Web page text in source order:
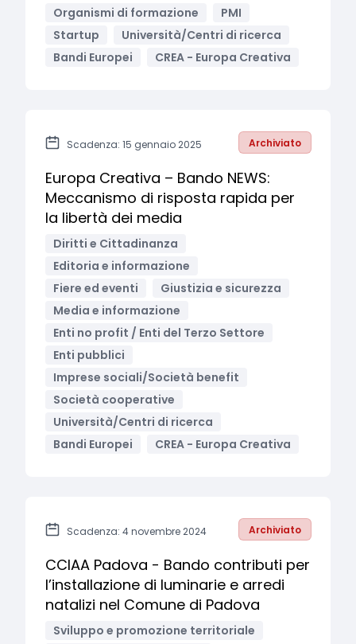
Organismi di formazione
PMI
Startup
Università/Centri di ricerca
Bandi Europei
CREA - Europa Creativa
Scadenza: 15 gennaio 2025 Archiviato
Europa Creativa – Bando NEWS:
Meccanismo di risposta rapida per
la libertà dei media
Diritti e Cittadinanza
Editoria e informazione
Fiere ed eventi
Giustizia e sicurezza
Media e informazione
Enti no profit / Enti del Terzo Settore
Enti pubblici
Imprese sociali/Società benefit
Società cooperative
Università/Centri di ricerca
Bandi Europei
CREA - Europa Creativa
Scadenza: 4 novembre 2024 Archiviato
CCIAA Padova - Bando contributi per
l’installazione di luminarie e arredi
natalizi nel Comune di Padova
Sviluppo e promozione territoriale